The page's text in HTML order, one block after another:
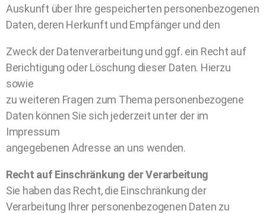
Auskunft über Ihre gespeicherten personenbezogenen
Daten, deren Herkunft und Empfänger und den
Zweck der Datenverarbeitung und ggf. ein Recht auf
Berichtigung oder Löschung dieser Daten. Hierzu
sowie
zu weiteren Fragen zum Thema personenbezogene
Daten können Sie sich jederzeit unter der im
Impressum
angegebenen Adresse an uns wenden.
Recht auf Einschränkung der Verarbeitung
Sie haben das Recht, die Einschränkung der
Verarbeitung Ihrer personenbezogenen Daten zu